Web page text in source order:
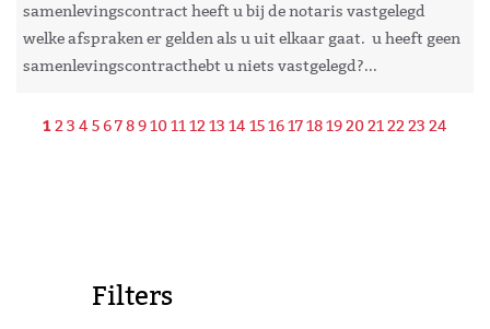
samenlevingscontract heeft u bij de notaris vastgelegd
welke afspraken er gelden als u uit elkaar gaat. u heeft geen
samenlevingscontracthebt u niets vastgelegd?...
123 4 5678910111213 14 151617181920212223 24
Filters